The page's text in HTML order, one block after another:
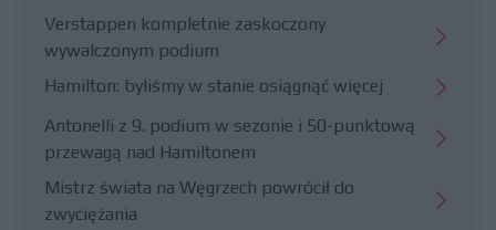
Verstappen kompletnie zaskoczony
wywalczonym podium
Hamilton: byliśmy w stanie osiągnąć więcej
Antonelli z 9. podium w sezonie i 50-punktową
przewagą nad Hamiltonem
Mistrz świata na Węgrzech powrócił do
zwyciężania